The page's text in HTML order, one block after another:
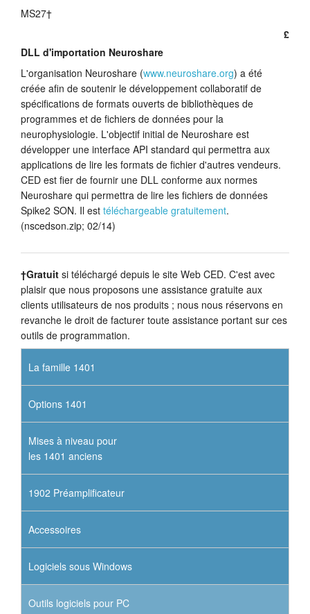
MS27†
£
DLL d'importation Neuroshare
L'organisation Neuroshare (www.neuroshare.org) a été
créée afin de soutenir le développement collaboratif de
spécifications de formats ouverts de bibliothèques de
programmes et de fichiers de données pour la
neurophysiologie. L'objectif initial de Neuroshare est
développer une interface API standard qui permettra aux
applications de lire les formats de fichier d'autres vendeurs.
CED est fier de fournir une DLL conforme aux normes
Neuroshare qui permettra de lire les fichiers de données
Spike2 SON. Il est téléchargeable gratuitement.
(nscedson.zip; 02/14)
†Gratuit si téléchargé depuis le site Web CED. C'est avec
plaisir que nous proposons une assistance gratuite aux
clients utilisateurs de nos produits ; nous nous réservons en
revanche le droit de facturer toute assistance portant sur ces
outils de programmation.
La famille 1401
Options 1401
Mises à niveau pour
les 1401 anciens
1902 Préamplificateur
Accessoires
Logiciels sous Windows
Outils logiciels pour PC